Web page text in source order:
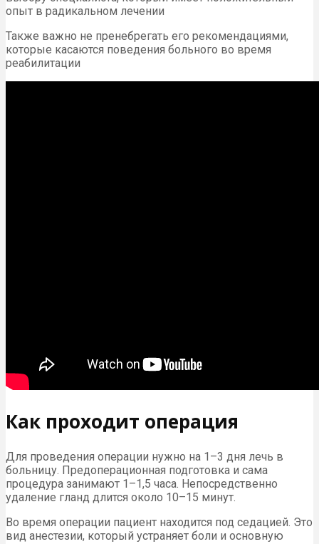
опыт в радикальном лечении
Также важно не пренебрегать его рекомендациями,
которые касаются поведения больного во время
реабилитации
Как проходит операция
Для проведения операции нужно на 1–3 дня лечь в
больницу. Предоперационная подготовка и сама
процедура занимают 1–1,5 часа. Непосредственно
удаление гланд длится около 10–15 минут.
Во время операции пациент находится под седацией. Это
вид анестезии, который устраняет боли и основную